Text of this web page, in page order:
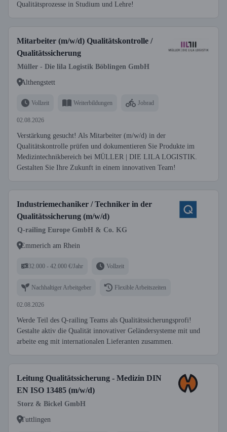
Qualitätsprozesse in Studium und Lehre!
Mitarbeiter (m/w/d) Qualitätskontrolle /
Qualitätssicherung
Müller - Die lila Logistik Böblingen GmbH
Althengstett
Vollzeit Weiterbildungen Jobrad
02.08.2026
Verstärkung gesucht! Als Mitarbeiter (m/w/d) in der
Qualitätskontrolle prüfen und dokumentieren Sie Produkte im
Medizintechnikbereich bei MÜLLER | DIE LILA LOGISTIK.
Gestalten Sie Ihre Zukunft in einem innovativen Team!
Industriemechaniker / Techniker in der
Qualitätssicherung (m/w/d)
Q-railing Europe GmbH & Co. KG
Emmerich am Rhein
32.000 - 42.000 €/Jahr Vollzeit
Nachhaltiger Arbeitgeber Flexible Arbeitszeiten
02.08.2026
Werde Teil des Q-railing Teams als Qualitätssicherungsprofi!
Gestalte aktiv die Qualität innovativer Geländersysteme mit und
arbeite eng mit internationalen Lieferanten zusammen.
Leitung Qualitätssicherung - Medizin DIN
EN ISO 13485 (m/w/d)
Storz & Bickel GmbH
Tuttlingen